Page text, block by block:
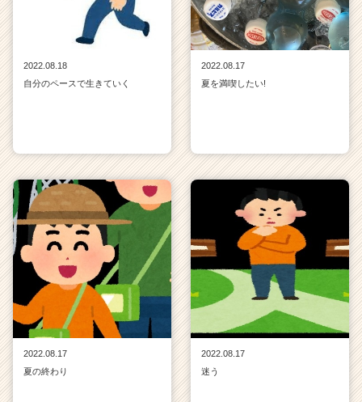
2022.08.18
自分のペースで生きていく
2022.08.17
夏を満喫したい!
2022.08.17
夏の終わり
2022.08.17
迷う